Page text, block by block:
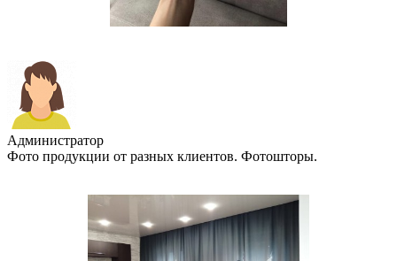
Администратор
Фото продукции от разных клиентов. Фотошторы.